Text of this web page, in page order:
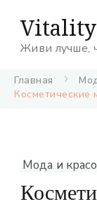
Живи лучше,
Главная
Косметические
Мода и